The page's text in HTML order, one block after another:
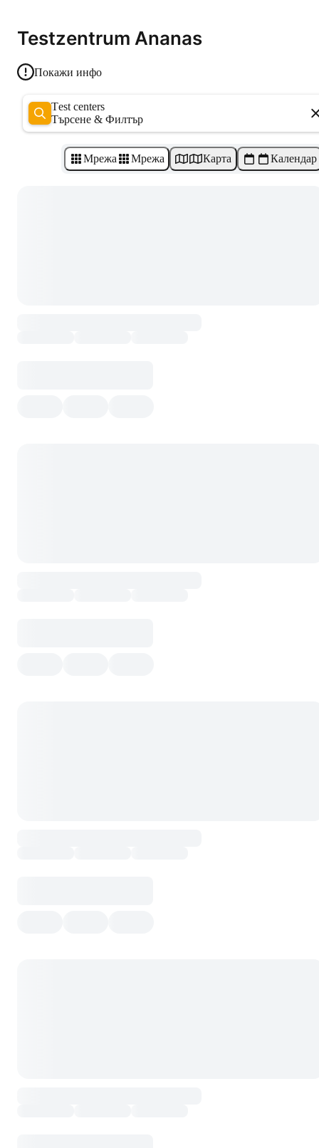
Testzentrum Ananas
Покажи инфо
Test centers
Търсене & Филтър
Мрежа Мрежа Карта Календар